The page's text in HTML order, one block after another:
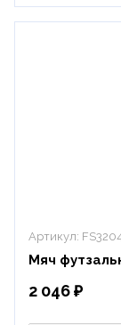
Артикул:
Мяч
2 046 ₽